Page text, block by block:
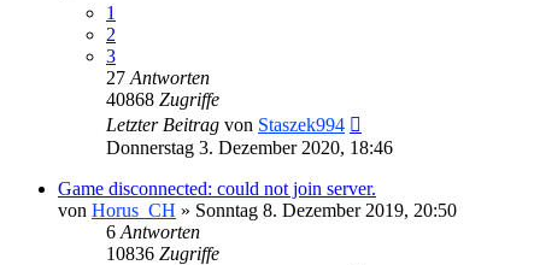
1
2
3
27 Antworten
40868 Zugriffe
Letzter Beitrag von Staszek994
Donnerstag 3. Dezember 2020, 18:46
Game disconnected: could not join server.
von Horus_CH » Sonntag 8. Dezember 2019, 20:50
6 Antworten
10836 Zugriffe